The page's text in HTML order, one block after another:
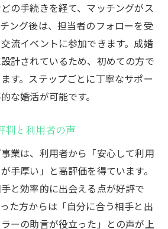
の手続きを経て、マッチングがス
ング後は、担当者のフォローを受
流イベントに参加できます。成婚
計されているため、初めての方で
す。ステップごとに丁寧なサポー
な婚活が可能です。
判と利用者の声
業は、利用者から「安心して利用
手厚い」と高評価を得ています。
と効率的に出会える点が好評で
た方からは「自分に合う相手と出
ーの助言が役立った」との声が上